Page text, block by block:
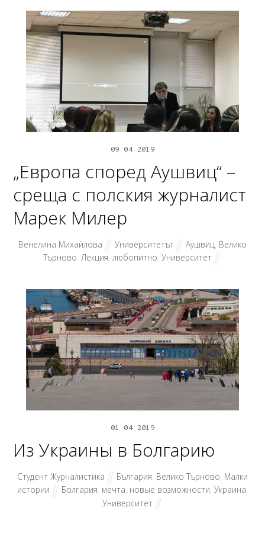
09 04 2019
„Европа според Аушвиц“ –
среща с полския журналист
Марек Милер
Венелина Михайлова Университетът Аушвиц Велико
Търново,Лекция,любопитно,Университет
01 04 2019
Из Украины в Болгарию
Студент Журналистика България, Велико Търново, Малки
истории
Болгария, мечта, новые возможности,Украина,
Университет